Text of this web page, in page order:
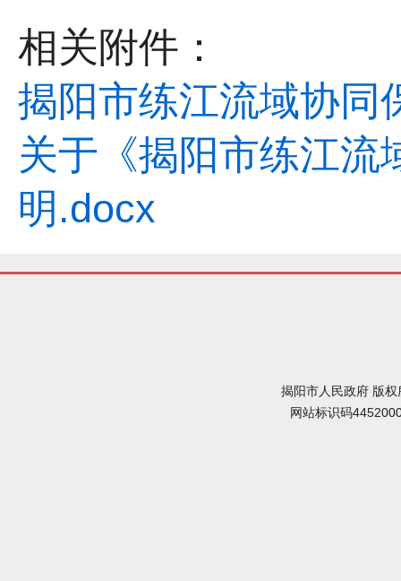
相关附件：
揭阳市练江流域协同
关于《揭阳市练江流
明.docx
揭阳市人民政府 版
网站标识码